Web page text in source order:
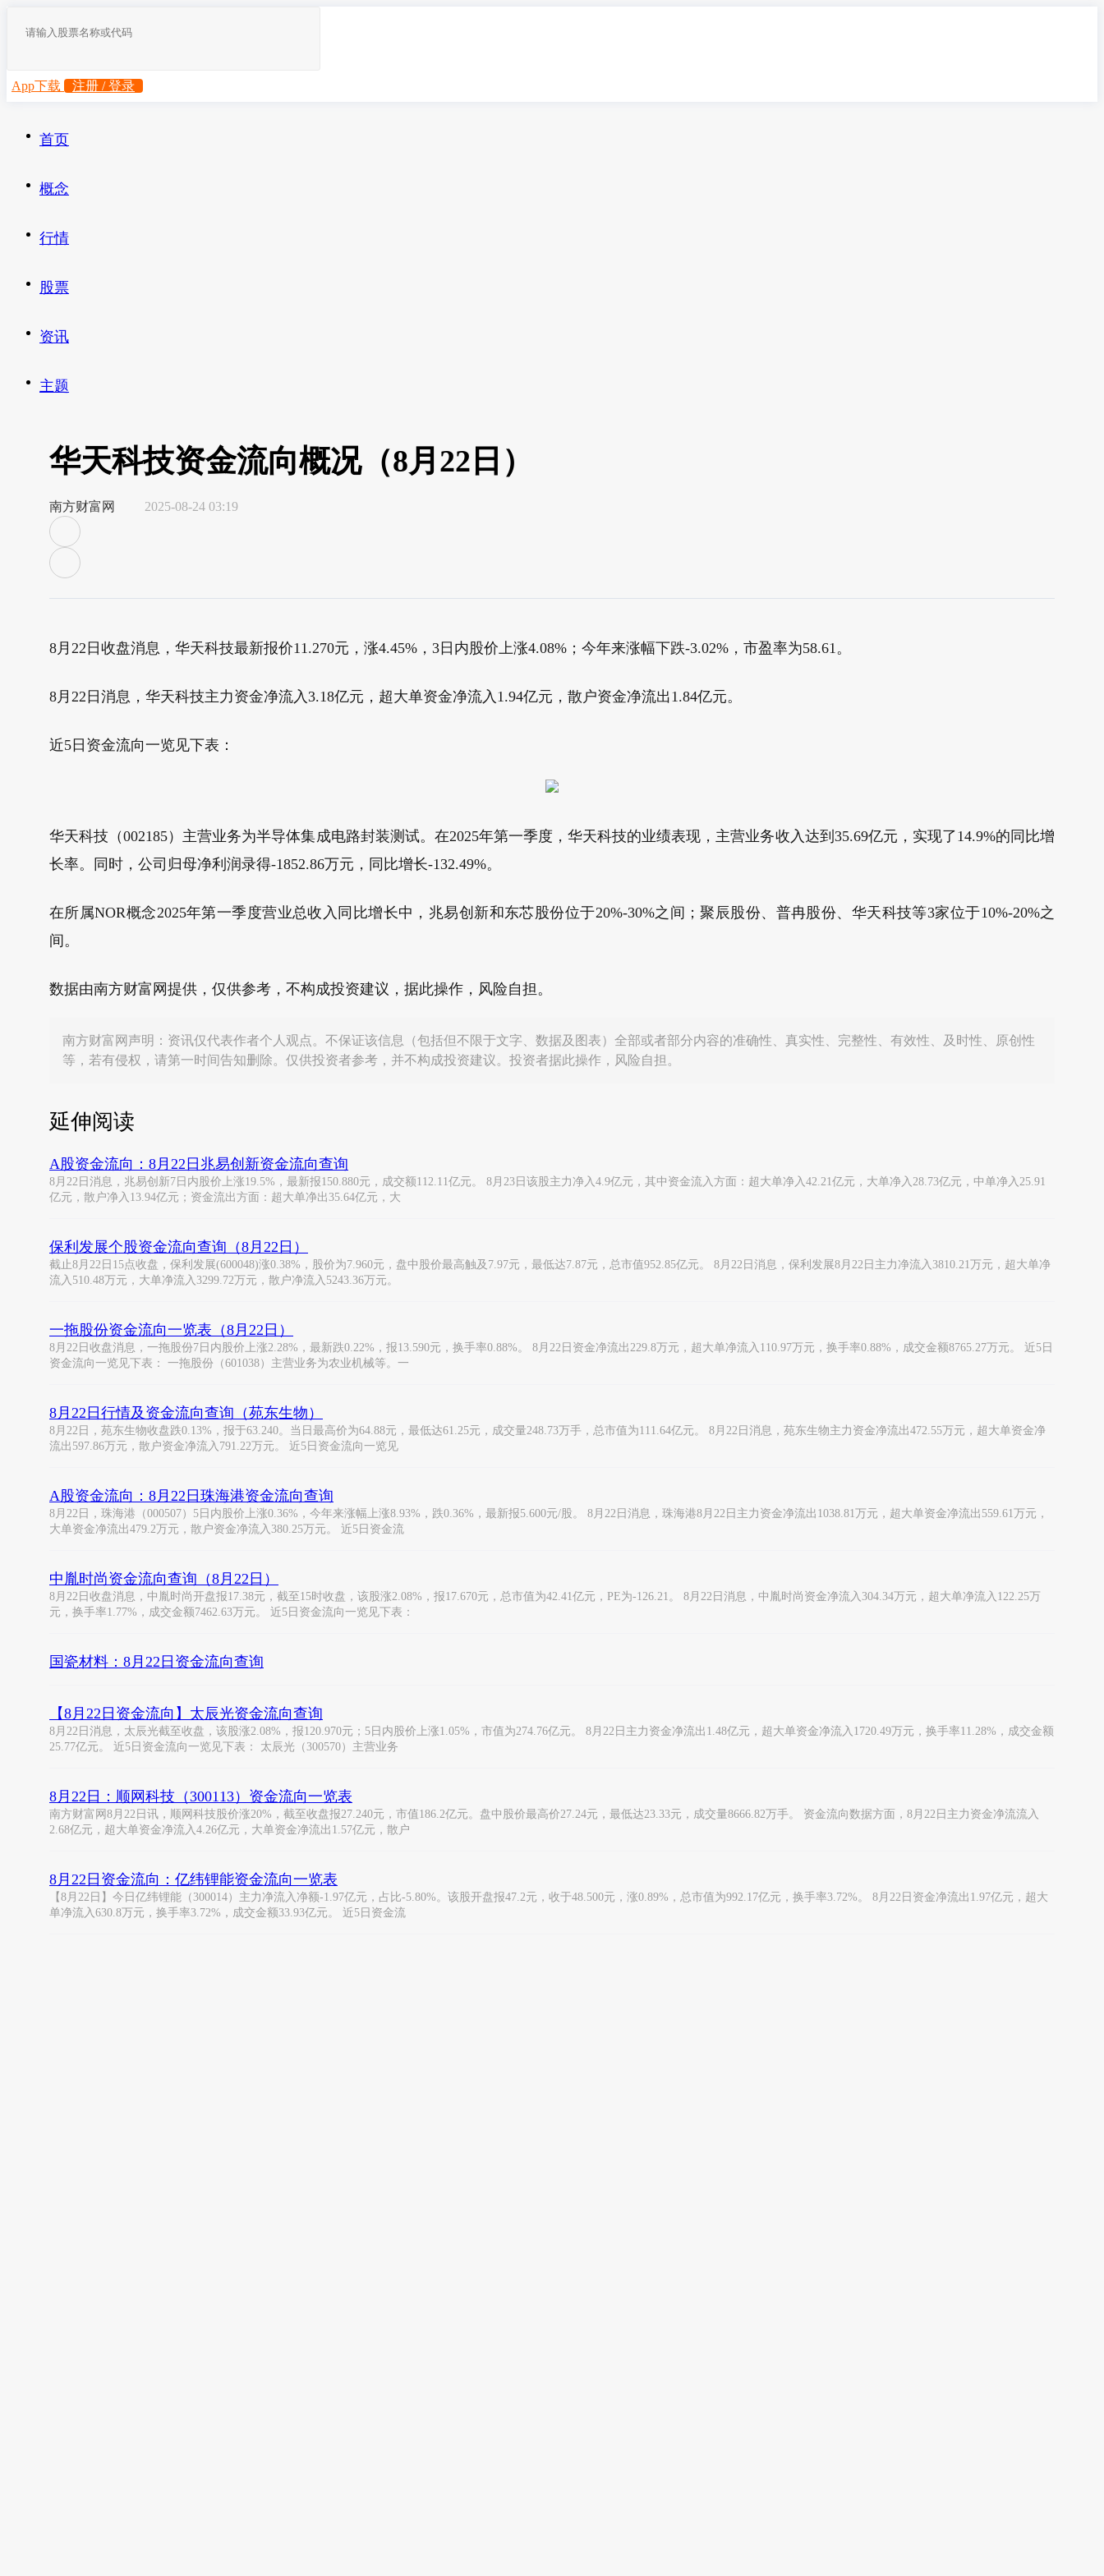
App下载 注册 / 登录
首页
概念
行情
股票
资讯
主题
华天科技资金流向概况（8月22日）
南方财富网 2025-08-24 03:19
8月22日收盘消息，华天科技最新报价11.270元，涨4.45%，3日内股价上涨4.08%；今年来涨幅下跌-3.02%，市盈率为58.61。
8月22日消息，华天科技主力资金净流入3.18亿元，超大单资金净流入1.94亿元，散户资金净流出1.84亿元。
近5日资金流向一览见下表：
华天科技（002185）主营业务为半导体集成电路封装测试。在2025年第一季度，华天科技的业绩表现，主营业务收入达到35.69亿元，实现了14.9%的同比增
长率。同时，公司归母净利润录得-1852.86万元，同比增长-132.49%。
在所属NOR概念2025年第一季度营业总收入同比增长中，兆易创新和东芯股份位于20%-30%之间；聚辰股份、普冉股份、华天科技等3家位于10%-20%之
间。
数据由南方财富网提供，仅供参考，不构成投资建议，据此操作，风险自担。
南方财富网声明：资讯仅代表作者个人观点。不保证该信息（包括但不限于文字、数据及图表）全部或者部分内容的准确性、真实性、完整性、有效性、及时性、原创性
等，若有侵权，请第一时间告知删除。仅供投资者参考，并不构成投资建议。投资者据此操作，风险自担。
延伸阅读
A股资金流向：8月22日兆易创新资金流向查询
8月22日消息，兆易创新7日内股价上涨19.5%，最新报150.880元，成交额112.11亿元。 8月23日该股主力净入4.9亿元，其中资金流入方面：超大单净入42.21亿元，大单净入28.73亿元，中单净入25.91
亿元，散户净入13.94亿元；资金流出方面：超大单净出35.64亿元，大
保利发展个股资金流向查询（8月22日）
截止8月22日15点收盘，保利发展(600048)涨0.38%，股价为7.960元，盘中股价最高触及7.97元，最低达7.87元，总市值952.85亿元。 8月22日消息，保利发展8月22日主力净流入3810.21万元，超大单净
流入510.48万元，大单净流入3299.72万元，散户净流入5243.36万元。
一拖股份资金流向一览表（8月22日）
8月22日收盘消息，一拖股份7日内股价上涨2.28%，最新跌0.22%，报13.590元，换手率0.88%。 8月22日资金净流出229.8万元，超大单净流入110.97万元，换手率0.88%，成交金额8765.27万元。 近5日
资金流向一览见下表： 一拖股份（601038）主营业务为农业机械等。一
8月22日行情及资金流向查询（苑东生物）
8月22日，苑东生物收盘跌0.13%，报于63.240。当日最高价为64.88元，最低达61.25元，成交量248.73万手，总市值为111.64亿元。 8月22日消息，苑东生物主力资金净流出472.55万元，超大单资金净
流出597.86万元，散户资金净流入791.22万元。 近5日资金流向一览见
A股资金流向：8月22日珠海港资金流向查询
8月22日，珠海港（000507）5日内股价上涨0.36%，今年来涨幅上涨8.93%，跌0.36%，最新报5.600元/股。 8月22日消息，珠海港8月22日主力资金净流出1038.81万元，超大单资金净流出559.61万元，
大单资金净流出479.2万元，散户资金净流入380.25万元。 近5日资金流
中胤时尚资金流向查询（8月22日）
8月22日收盘消息，中胤时尚开盘报17.38元，截至15时收盘，该股涨2.08%，报17.670元，总市值为42.41亿元，PE为-126.21。 8月22日消息，中胤时尚资金净流入304.34万元，超大单净流入122.25万
元，换手率1.77%，成交金额7462.63万元。 近5日资金流向一览见下表：
国瓷材料：8月22日资金流向查询
【8月22日资金流向】太辰光资金流向查询
8月22日消息，太辰光截至收盘，该股涨2.08%，报120.970元；5日内股价上涨1.05%，市值为274.76亿元。 8月22日主力资金净流出1.48亿元，超大单资金净流入1720.49万元，换手率11.28%，成交金额
25.77亿元。 近5日资金流向一览见下表： 太辰光（300570）主营业务
8月22日：顺网科技（300113）资金流向一览表
南方财富网8月22日讯，顺网科技股价涨20%，截至收盘报27.240元，市值186.2亿元。盘中股价最高价27.24元，最低达23.33元，成交量8666.82万手。 资金流向数据方面，8月22日主力资金净流流入
2.68亿元，超大单资金净流入4.26亿元，大单资金净流出1.57亿元，散户
8月22日资金流向：亿纬锂能资金流向一览表
【8月22日】今日亿纬锂能（300014）主力净流入净额-1.97亿元，占比-5.80%。该股开盘报47.2元，收于48.500元，涨0.89%，总市值为992.17亿元，换手率3.72%。 8月22日资金净流出1.97亿元，超大
单净流入630.8万元，换手率3.72%，成交金额33.93亿元。 近5日资金流